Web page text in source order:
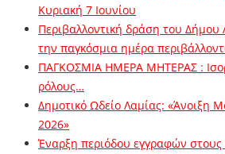
Κυριακή 7 Ιουνίου
Περιβαλλοντική δράση του
την παγκόσμια ημέρα
ΠΑΓΚΟΣΜΙΑ ΗΜΕΡΑ ΜΗΤΕΡΑΣ :
ρόλους…
Δημοτικό Ωδείο Λαμίας: «Άνοιξη
2026»
Έναρξη περιόδου εγγραφών στους